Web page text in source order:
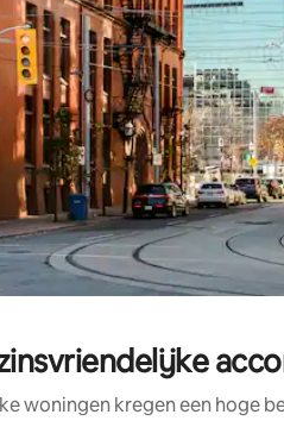
woningen kregen een hoge